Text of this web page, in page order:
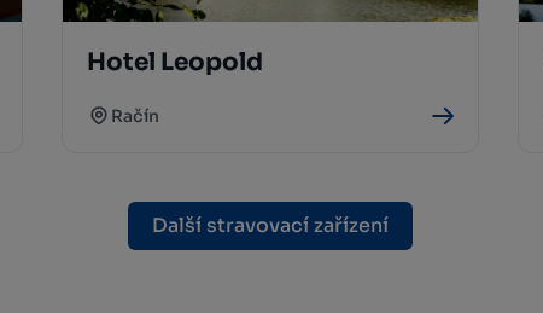
Hotel Leopold
Račín
Další stravovací zařízení